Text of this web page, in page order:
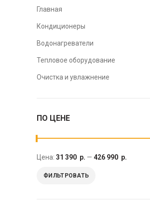
Главная
Кондиционеры
Водонагреватели
Тепловое оборудование
Очистка и увлажнение
ПО ЦЕНЕ
ФИЛЬТРОВАТЬ
Цена: 31 390 р. — 426 990 р.